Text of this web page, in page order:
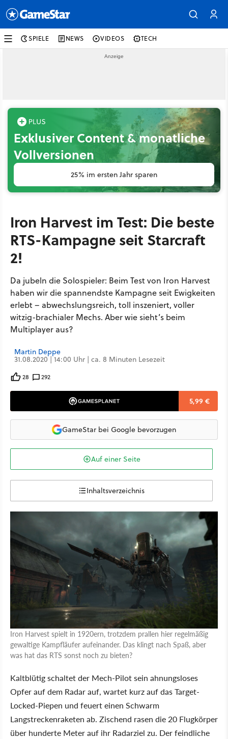
SPIELE NEWS VIDEOS TECH
Exklusiver Content & monatliche
Vollversionen
25% im ersten Jahr sparen
Iron Harvest im Test: Die beste
RTS-Kampagne seit Starcraft
2!
Da jubeln die Solospieler: Beim Test von Iron Harvest
haben wir die spannendste Kampagne seit Ewigkeiten
erlebt – abwechslungsreich, toll inszeniert, voller
witzig-brachialer Mechs. Aber wie sieht’s beim
Multiplayer aus?
Martin Deppe
31.08.2020 | 14:00 Uhr | ca. 8 Minuten Lesezeit
28 292
5,99 €
GameStar bei Google bevorzugen
Auf einer Seite
Inhaltsverzeichnis
Iron Harvest spielt in 1920ern, trotzdem prallen hier regelmäßig
gewaltige Kampfläufer aufeinander. Das klingt nach Spaß, aber
was hat das RTS sonst noch zu bieten?
Kaltblütig schaltet der Mech-Pilot sein ahnungsloses
Opfer auf dem Radar auf, wartet kurz auf das Target-
Locked-Piepen und feuert einen Schwarm
Langstreckenraketen ab. Zischend rasen die 20 Flugkörper
über hunderte Meter auf ihr Radarziel zu. Der feindliche